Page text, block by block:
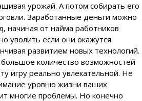
урожай. А потом собирать его
Заработанные деньги можно
начиная от найма работников
уволить если они окажутся
развитием новых технологий.
количество возможностей
игру реально увлекательной. Не
уровню жизни ваших
многие проблемы. Но конечно